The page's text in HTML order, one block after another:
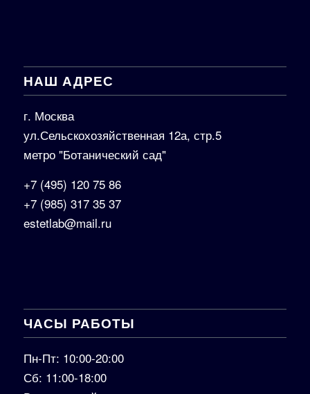
НАШ АДРЕС
г. Москва
ул.Сельскохозяйственная 12а, стр.5
метро "Ботанический сад"
+7 (495) 120 75 86
+7 (985) 317 35 37
estetlab@mail.ru
ЧАСЫ РАБОТЫ
Пн-Пт: 10:00-20:00
Сб: 11:00-18:00